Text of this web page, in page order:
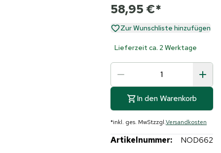
58,95 €*
Zur Wunschliste hinzufügen
Lieferzeit ca. 2 Werktage
In den Warenkorb
*inkl. ges. MwStzzgl.Versandkosten
Artikelnummer: NOD662